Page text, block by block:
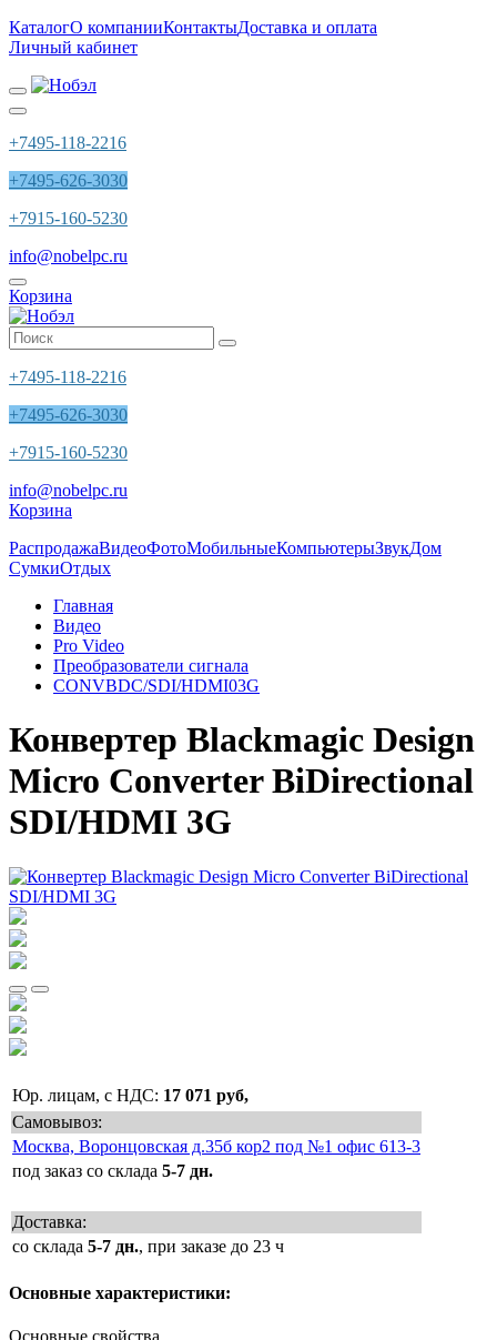
КаталогО компанииКонтактыДоставка и оплата
Личный кабинет
+7495-118-2216
+7495-626-3030
+7915-160-5230
info@nobelpc.ru
Корзина
+7495-118-2216
+7495-626-3030
+7915-160-5230
info@nobelpc.ru
Корзина
РаспродажаВидеоФотоМобильныеКомпьютерыЗвукДом
СумкиОтдых
Главная
Видео
Pro Video
Преобразователи сигнала
CONVBDC/SDI/HDMI03G
Конвертер Blackmagic Design
Micro Converter BiDirectional
SDI/HDMI 3G
Юр. лицам, с НДС: 17 071 руб,
Самовывоз:
Москва, Воронцовская д.35б кор2 под №1 офис 613-3
под заказ со склада 5-7 дн.
Доставка:
со склада 5-7 дн., при заказе до 23 ч
Основные характеристики: